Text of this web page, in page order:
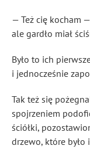
— Też cię kocham
ale gardło miał
Było to ich
i jednocześnie
Tak też się
spojrzeniem
ściółki,
drzewo, które było